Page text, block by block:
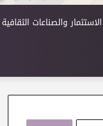
الاستثمار والصناعات